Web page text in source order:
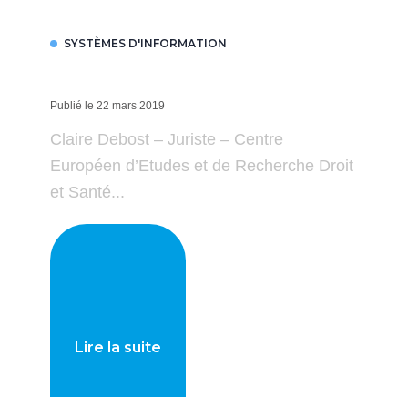
SYSTÈMES D'INFORMATION
Publié le 22 mars 2019
Claire Debost – Juriste – Centre
Européen d’Etudes et de Recherche Droit
et Santé...
Lire la suite